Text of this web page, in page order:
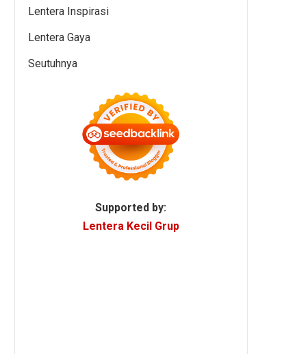
Lentera Inspirasi
Lentera Gaya
Seutuhnya
Supported by:
Lentera Kecil Grup